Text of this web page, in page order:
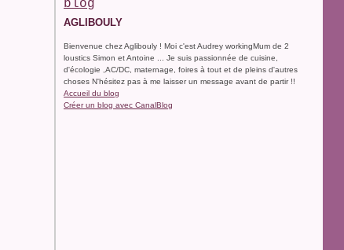
blog
AGLIBOULY
Bienvenue chez Aglibouly ! Moi c'est Audrey workingMum de 2
loustics Simon et Antoine ... Je suis passionnée de cuisine,
d'écologie ,AC/DC, maternage, foires à tout et de pleins d'autres
choses N'hésitez pas à me laisser un message avant de partir !!
Accueil du blog
Créer un blog avec CanalBlog